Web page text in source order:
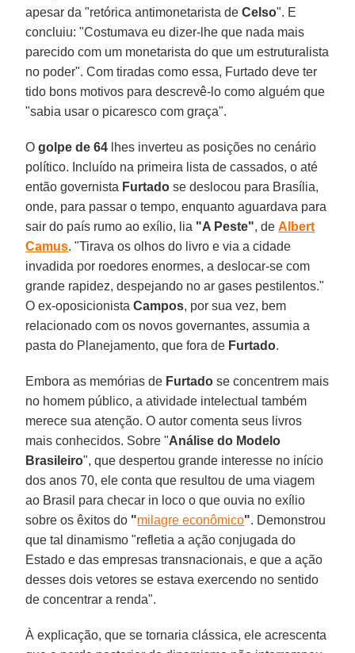
apesar da "retórica antimonetarista deCelso". E
concluiu: "Costumava eu dizer-lhe que nada mais
parecido com um monetarista do que um estruturalista
no poder". Com tiradas como essa, Furtado deve ter
tido bons motivos para descrevê-lo como alguém que
"sabia usar o picaresco com graça".
Ogolpe de 64 lhes inverteu as posições no cenário
político. Incluído na primeira lista de cassados, o até
então governista Furtado se deslocou para Brasília,
onde, para passar o tempo, enquanto aguardava para
sair do país rumo ao exílio, lia "A Peste", deAlbert
Camus. "Tirava os olhos do livro e via a cidade
invadida por roedores enormes, a deslocar-se com
grande rapidez, despejando no ar gases pestilentos."
O ex-oposicionistaCampos, por sua vez, bem
relacionado com os novos governantes, assumia a
pasta do Planejamento, que fora de Furtado.
Embora as memórias de Furtado se concentrem mais
no homem público, a atividade intelectual também
merece sua atenção. O autor comenta seus livros
mais conhecidos. Sobre "Análise do Modelo
Brasileiro", que despertou grande interesse no início
dos anos 70, ele conta que resultou de uma viagem
ao Brasil para checar in loco o que ouvia no exílio
sobre os êxitos do "milagre econômico". Demonstrou
que tal dinamismo "refletia a ação conjugada do
Estado e das empresas transnacionais, e que a ação
desses dois vetores se estava exercendo no sentido
de concentrar a renda".
À explicação, que se tornaria clássica, ele acrescenta